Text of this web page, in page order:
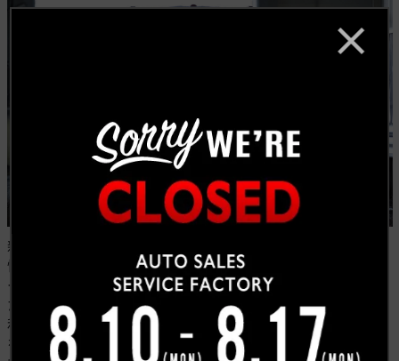
新型QX80は、存在感ある洗練されたデザイン、上質で
快適な室内空間、直感的に操作できる先進テクノロジ
ー、そして力強く滑らかなドライビング性能を兼ね備え
た、インフィニティのフラッグシップモデルです。
私たちキャルウイングでは、こうした確かな背景と品質
を持つ一台だからこそ、自信を持ってお客様へご提案し